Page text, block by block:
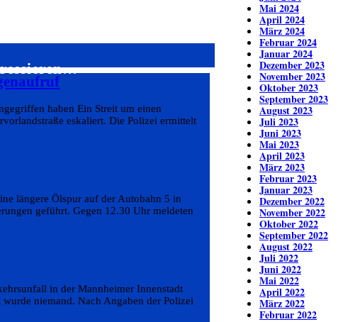
haben Ein Streit um einen
eskaliert. Die Polizei ermittelt
längere Ölspur auf der Autobahn 5 in
geführt. Gegen 12.30 Uhr meldeten
in der Mannheimer Innenstadt
niemand. Nach Angaben der Polizei
Mai 2024
April 2024
März 2024
Februar 2024
Januar 2024
Dezember 2023
November 2023
Oktober 2023
September 2023
August 2023
Juli 2023
Juni 2023
Mai 2023
April 2023
März 2023
Februar 2023
Januar 2023
Dezember 2022
November 2022
Oktober 2022
September 2022
August 2022
Juli 2022
Juni 2022
Mai 2022
April 2022
März 2022
Februar 2022